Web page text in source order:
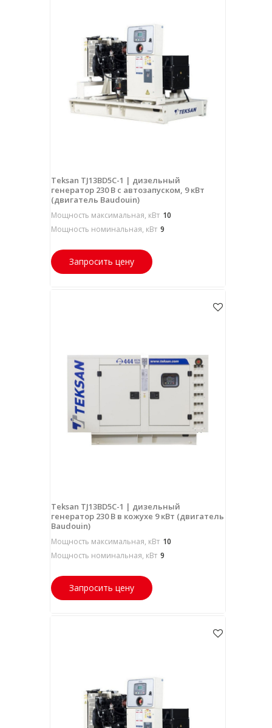
Teksan TJ13BD5C-1 | дизельный
генератор 230 В с автозапуском, 9 кВт
(двигатель Baudouin)
Мощность максимальная, кВт 10
Мощность номинальная, кВт 9
Запросить цену
Teksan TJ13BD5C-1 | дизельный
генератор 230 В в кожухе 9 кВт (двигатель
Baudouin)
Мощность максимальная, кВт 10
Мощность номинальная, кВт 9
Запросить цену